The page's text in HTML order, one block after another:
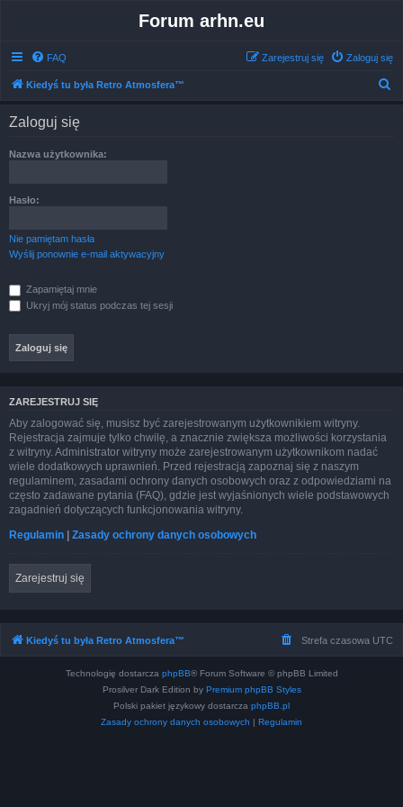
Forum arhn.eu
FAQ Zaloguj się
Zarejestruj się
Kiedyś tu była Retro Atmosfera™
Zaloguj się
Nazwa użytkownika:
Hasło:
Nie pamiętam hasła
Wyślij ponownie e-mail aktywacyjny
Zapamiętaj mnie
Ukryj mój status podczas tej sesji
ZAREJESTRUJ SIĘ
Aby zalogować się, musisz być zarejestrowanym użytkownikiem witryny.
Rejestracja zajmuje tylko chwilę, a znacznie zwiększa możliwości korzystania
z witryny. Administrator witryny może zarejestrowanym użytkownikom nadać
wiele dodatkowych uprawnień. Przed rejestracją zapoznaj się z naszym
regulaminem, zasadami ochrony danych osobowych oraz z odpowiedziami na
często zadawane pytania (FAQ), gdzie jest wyjaśnionych wiele podstawowych
zagadnień dotyczących funkcjonowania witryny.
Regulamin | Zasady ochrony danych osobowych
Zarejestruj się
Kiedyś tu była Retro Atmosfera™ Strefa czasowa UTC
Technologię dostarcza phpBB® Forum Software © phpBB Limited
Prosilver Dark Edition by Premium phpBB Styles
Polski pakiet językowy dostarcza phpBB.pl
Zasady ochrony danych osobowych | Regulamin